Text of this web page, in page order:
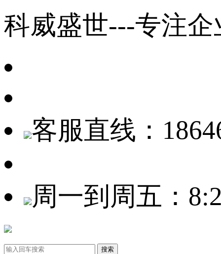
科威盛世---专注
客服直线：
周一到周五：